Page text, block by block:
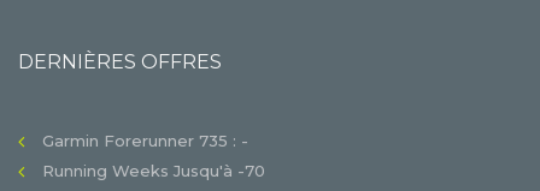
DERNIÈRES OFFRES
Garmin Forerunner 735 : -
Running Weeks Jusqu'à -70